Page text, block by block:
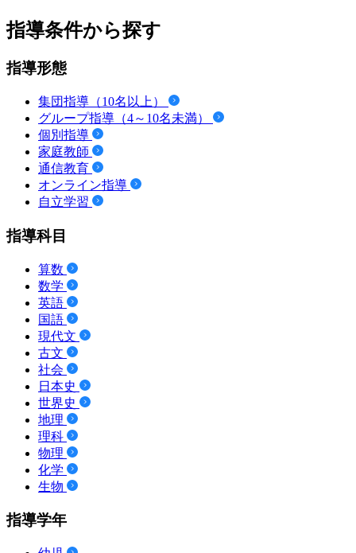
指導条件から探す
指導形態
集団指導（10名以上）
グループ指導（4～10名未満）
個別指導
家庭教師
通信教育
オンライン指導
自立学習
指導科目
算数
数学
英語
国語
現代文
古文
社会
日本史
世界史
地理
理科
物理
化学
生物
指導学年